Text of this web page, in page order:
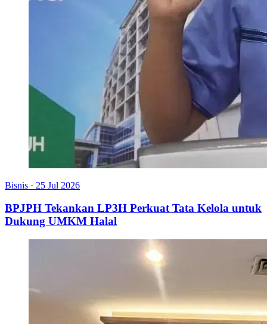
Bisnis · 25 Jul 2026
BPJPH Tekankan LP3H Perkuat Tata Kelola untuk
Dukung UMKM Halal